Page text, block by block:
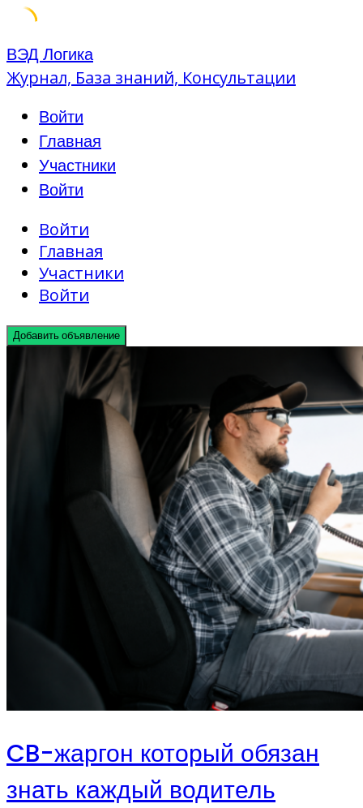
Skip
to
ВЭД Логика
Журнал, База знаний, Консультации
Войти
Главная
Участники
Войти
Войти
Главная
Участники
Войти
Добавить объявление
CB-жаргон который обязан
знать каждый водитель